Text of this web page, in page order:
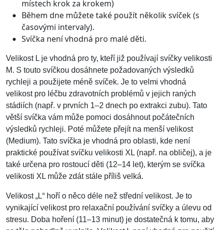
místech krok za krokem)
Během dne můžete také použít několik svíček (s
časovými intervaly).
Svíčka není vhodná pro malé děti.
Velikost L je vhodná pro ty, kteří již používají svíčky velikosti
M. S touto svíčkou dosáhnete požadovaných výsledků
rychleji a použijete méně svíček. Je to velmi vhodná
velikost pro léčbu zdravotních problémů v jejich raných
stádiích (např. v prvních 1–2 dnech po extrakci zubu). Tato
větší svíčka vám může pomoci dosáhnout počátečních
výsledků rychleji. Poté můžete přejít na menší velikost
(Medium). Tato svíčka je vhodná pro oblasti, kde není
praktické používat svíčku velikosti XL (např. na obličej), a je
také určena pro rostoucí děti (12–14 let), kterým se svíčka
velikosti XL může zdát stále příliš velká.
Velikost „L“ hoří o něco déle než střední velikost. Je to
vynikající velikost pro relaxační používání svíčky a úlevu od
stresu. Doba hoření (11–13 minut) je dostatečná k tomu, aby